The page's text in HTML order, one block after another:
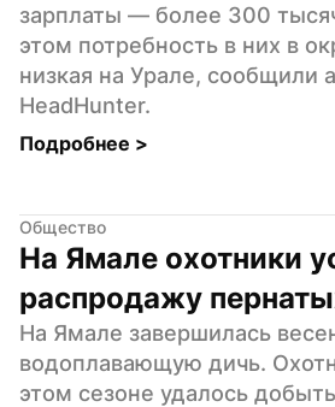
зарплаты — более 300
этом потребность в них в
низкая на Урале, сообщили
HeadHunter.
Подробнее >
Общество
На Ямале охотники
распродажу
На Ямале завершилась
водоплавающую дичь.
этом сезоне удалось